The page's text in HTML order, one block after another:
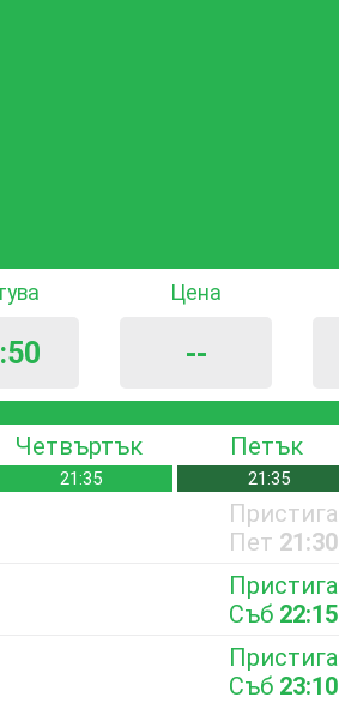
Цена
--
Четвъртък
21:35
Петък
21:35
Пристига
Пет 21:30
Пристига
Съб 22:15
Пристига
Съб 23:10